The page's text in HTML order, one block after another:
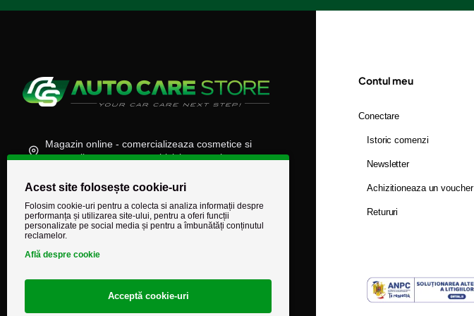
s
?
Magazin online - comercializeaza cosmetice si
accesorii auto, moto, atv, biciclete, camioane
(+40) 745 848 890
comenzi@autocarestore.ro
Contul meu
Conectare
Istoric comenzi
Newsletter
Achizitioneaza un voucher
Retururi
Acest site folosește cookie-uri
Folosim cookie-uri pentru a colecta si analiza informații despre
performanța și utilizarea site-ului, pentru a oferi funcții
personalizate pe social media și pentru a îmbunătăți conținutul
reclamelor.
Află despre cookie
Acceptă cookie-uri